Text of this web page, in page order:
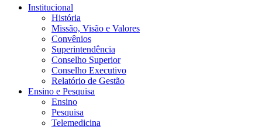
Institucional
História
Missão, Visão e Valores
Convênios
Superintendência
Conselho Superior
Conselho Executivo
Relatório de Gestão
Ensino e Pesquisa
Ensino
Pesquisa
Telemedicina